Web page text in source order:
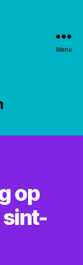
Menu
op